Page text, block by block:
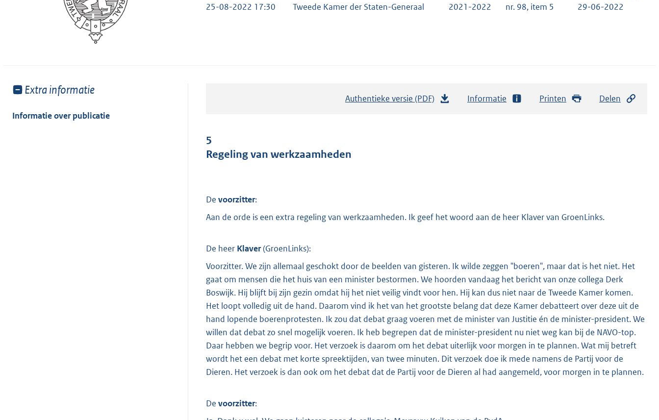
25-08-2022 17:30 Tweede Kamer der Staten-Generaal 2021-2022 nr. 98, item 5 29-06-2022
Toon
van:
Extra informatie
Informatie over publicatie
Authentieke versie (PDF)
r
t
e
:
3
4
6
K
b
Informatie Printen Delen
5
Regeling van werkzaamheden
De voorzitter:
Aan de orde is een extra regeling van werkzaamheden. Ik geef het woord aan de heer Klaver van GroenLinks.
De heer Klaver(GroenLinks):
Voorzitter. We zijn allemaal geschokt door de beelden van gisteren. Ik wilde zeggen "boeren", maar dat is het niet. Het
gaat om mensen die het huis van een minister bestormen. We hoorden vandaag het bericht van onze collega Derk
Boswijk. Hij blijft bij zijn gezin omdat hij het niet veilig vindt voor hen. Hij kan dus niet naar de Tweede Kamer komen.
Het loopt volledig uit de hand. Daarom vind ik het van het grootste belang dat deze Kamer debatteert over deze uit de
hand lopende boerenprotesten. Ik zou dat debat graag voeren met de minister van Justitie én de minister-president. We
willen dat debat zo snel mogelijk voeren. Ik heb begrepen dat de minister-president nu niet weg kan bij de NAVO-top.
Daar hebben we begrip voor. Het verzoek is daarom om het debat uiterlijk voor morgen in te plannen. Wat mij betreft
wordt het een debat met korte spreektijden, van twee minuten. Dit verzoek doe ik mede namens de Partij voor de
Dieren. Het verzoek is dan ook om het debat dat de Partij voor de Dieren al had aangemeld, voor morgen in te plannen.
De voorzitter: